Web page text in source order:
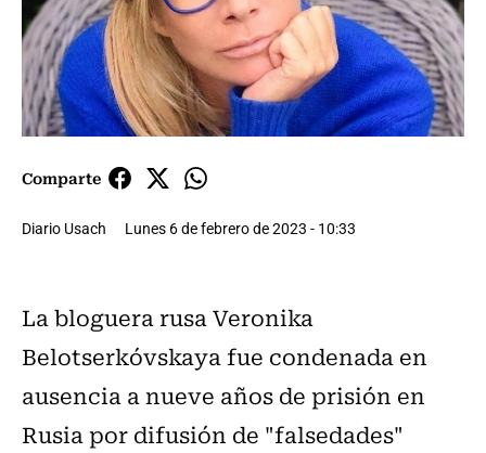
Comparte
Diario Usach Lunes 6 de febrero de 2023 - 10:33
La bloguera rusa Veronika
Belotserkóvskaya fue condenada en
ausencia a nueve años de prisión en
Rusia por difusión de "falsedades"